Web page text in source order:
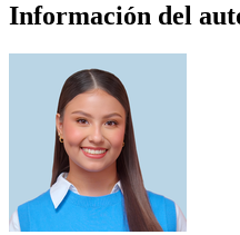
Información del